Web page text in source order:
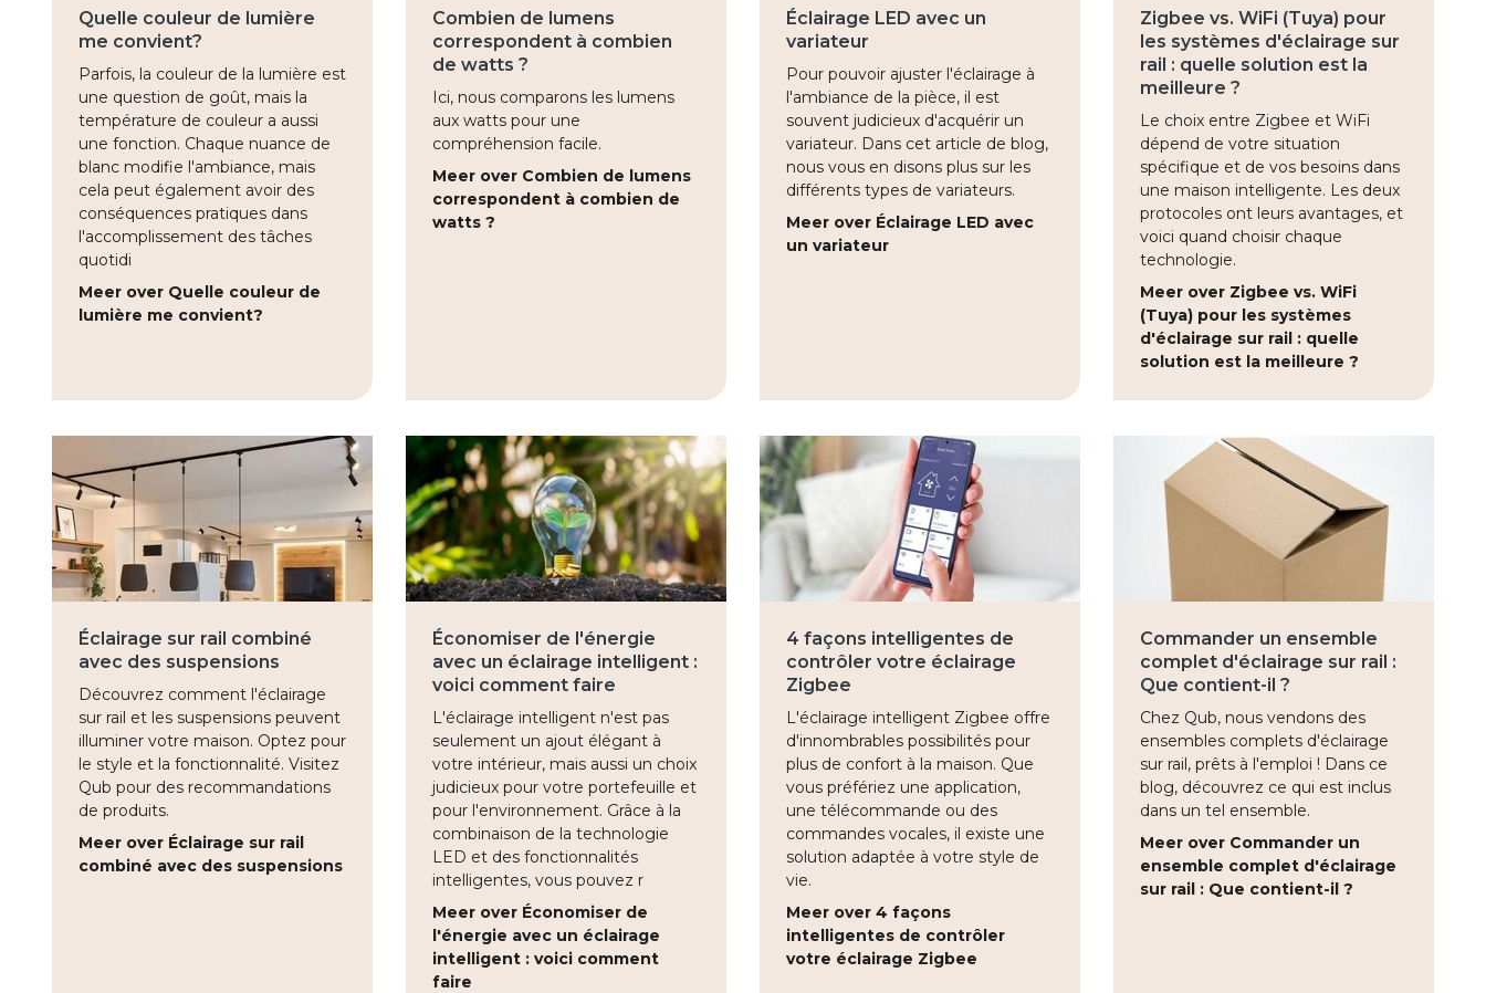
Quelle couleur de lumière
me convient?
Parfois, la couleur de la lumière est
une question de goût, mais la
température de couleur a aussi
une fonction. Chaque nuance de
blanc modifie l'ambiance, mais
cela peut également avoir des
conséquences pratiques dans
l'accomplissement des tâches
quotidi
Meer over Quelle couleur de
lumière me convient?
Combien de lumens
correspondent à combien
de watts ?
Ici, nous comparons les lumens
aux watts pour une
compréhension facile.
Meer over Combien de lumens
correspondent à combien de
watts ?
Éclairage LED avec un
variateur
Pour pouvoir ajuster l'éclairage à
l'ambiance de la pièce, il est
souvent judicieux d'acquérir un
variateur. Dans cet article de blog,
nous vous en disons plus sur les
différents types de variateurs.
Meer over Éclairage LED avec
un variateur
Zigbee vs. WiFi (Tuya) pour
les systèmes d'éclairage sur
rail : quelle solution est la
meilleure ?
Le choix entre Zigbee et WiFi
dépend de votre situation
spécifique et de vos besoins dans
une maison intelligente. Les deux
protocoles ont leurs avantages, et
voici quand choisir chaque
technologie.
Meer over Zigbee vs. WiFi
(Tuya) pour les systèmes
d'éclairage sur rail : quelle
solution est la meilleure ?
Éclairage sur rail combiné
avec des suspensions
Découvrez comment l'éclairage
sur rail et les suspensions peuvent
illuminer votre maison. Optez pour
le style et la fonctionnalité. Visitez
Qub pour des recommandations
de produits.
Meer over Éclairage sur rail
combiné avec des suspensions
Économiser de l'énergie
avec un éclairage intelligent :
voici comment faire
L'éclairage intelligent n'est pas
seulement un ajout élégant à
votre intérieur, mais aussi un choix
judicieux pour votre portefeuille et
pour l'environnement. Grâce à la
combinaison de la technologie
LED et des fonctionnalités
intelligentes, vous pouvez r
Meer over Économiser de
l'énergie avec un éclairage
intelligent : voici comment
faire
4 façons intelligentes de
contrôler votre éclairage
Zigbee
L'éclairage intelligent Zigbee offre
d'innombrables possibilités pour
plus de confort à la maison. Que
vous préfériez une application,
une télécommande ou des
commandes vocales, il existe une
solution adaptée à votre style de
vie.
Meer over 4 façons
intelligentes de contrôler
votre éclairage Zigbee
Commander un ensemble
complet d'éclairage sur rail :
Que contient-il ?
Chez Qub, nous vendons des
ensembles complets d'éclairage
sur rail, prêts à l'emploi ! Dans ce
blog, découvrez ce qui est inclus
dans un tel ensemble.
Meer over Commander un
ensemble complet d'éclairage
sur rail : Que contient-il ?